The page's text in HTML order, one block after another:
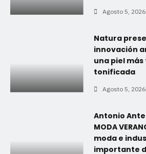
Agosto 5, 2026
Natura
innovación
una piel
tonificada
Agosto 5, 2026
Antonio Ante
MODA
moda e
importante